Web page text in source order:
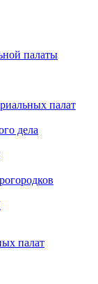
палаты
палат
дела
палат